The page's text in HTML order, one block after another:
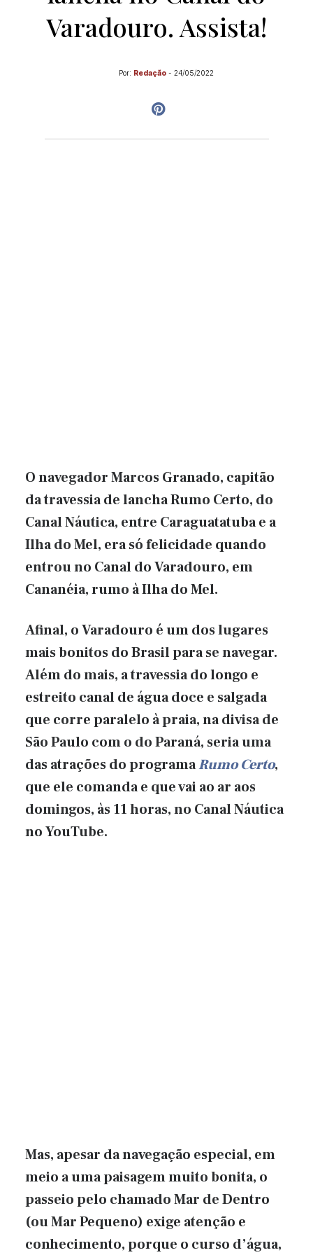
Varadouro. Assista!
Por: Redação - 24/05/2022
O navegador Marcos Granado, capitão
da travessia de lancha Rumo Certo, do
Canal Náutica, entre Caraguatatuba e a
Ilha do Mel, era só felicidade quando
entrou no Canal do Varadouro, em
Cananéia, rumo à Ilha do Mel.
Afinal, o Varadouro é um dos lugares
mais bonitos do Brasil para se navegar.
Além do mais, a travessia do longo e
estreito canal de água doce e salgada
que corre paralelo à praia, na divisa de
São Paulo com o do Paraná, seria uma
das atrações do programaRumo Certo,
que ele comanda e que vai ao ar aos
domingos, às 11 horas, no Canal Náutica
no YouTube.
Mas, apesar da navegação especial, em
meio a uma paisagem muito bonita, o
passeio pelo chamado Mar de Dentro
(ou Mar Pequeno) exige atenção e
conhecimento, porque o curso d’água,